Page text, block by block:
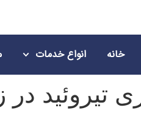
خانه انواع خدمات
تیروئید در